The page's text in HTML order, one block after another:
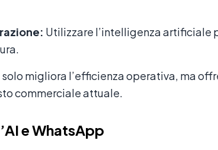
Utilizzare l’intelligenza artificiale
migliora l’efficienza operativa, ma
commerciale attuale.
e WhatsApp